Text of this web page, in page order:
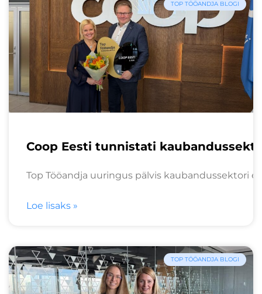
TOP TÖÖANDJA BLOGI
Coop Eesti tunnistati
Top Tööandja uuringus pälvis kaubandussektori
Loe lisaks »
TOP TÖÖANDJA BLOGI